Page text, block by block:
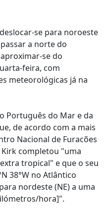
se para noroeste
a norte do
se do
feira, com
meteorológicas já na
Português do Mar e da
de acordo com a mais
Nacional de Furacões
completou "uma
tropical" e que o seu
38°W no Atlântico
nordeste (NE) a uma
hora]".